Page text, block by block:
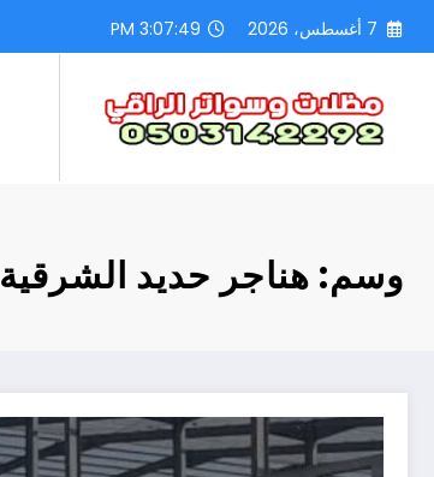
التجاوز
7 أغسطس، 2026 3:07:50 PM
وسم: هناجر حديد الشرقية